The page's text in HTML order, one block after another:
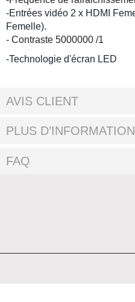
-Entrées vidéo 2 x HDMI
Femelle).
- Contraste 5000000 /1
-Technologie d'écran LED
AVIS CLIENT
PLUS D’INFORMATION
FAQ